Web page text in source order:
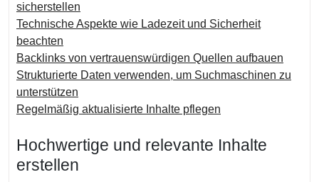
sicherstellen
Technische Aspekte wie Ladezeit und Sicherheit
beachten
Backlinks von vertrauenswürdigen Quellen aufbauen
Strukturierte Daten verwenden, um Suchmaschinen zu
unterstützen
Regelmäßig aktualisierte Inhalte pflegen
Hochwertige und relevante Inhalte
erstellen